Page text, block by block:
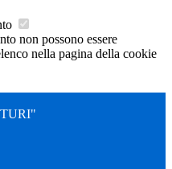
non possono essere
nella pagina della cookie